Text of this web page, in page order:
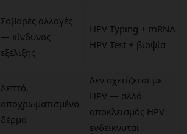
Σοβαρές αλλαγές
— κίνδυνος
εξέλιξης
HPV Typing + mRNA
HPV Test + βιοψία
Λεπτό,
αποχρωματισμένο
δέρμα
Δεν σχετίζεται με
HPV — αλλά
αποκλεισμός ΗΡV
ενδείκνυται